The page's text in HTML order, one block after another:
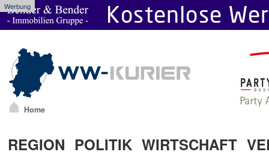
Werbung
Home
REGION POLITIK WIRTSCHAFT